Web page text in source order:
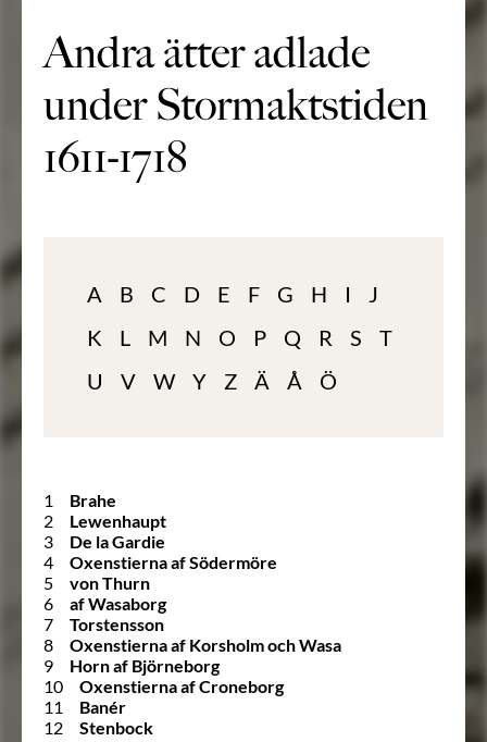
Andra ätter adlade
under Stormaktstiden
1611-1718
A B C D E F G H I
J
K
L M N O P Q R S
T
U
V W Y Z Ä Å Ö
1
Brahe
2
Lewenhaupt
3
De la Gardie
4
Oxenstierna af Södermöre
5
von Thurn
6
af Wasaborg
7
Torstensson
8
Oxenstierna af Korsholm och Wasa
9
Horn af Björneborg
10
Oxenstierna af Croneborg
11
Banér
12
Stenbock